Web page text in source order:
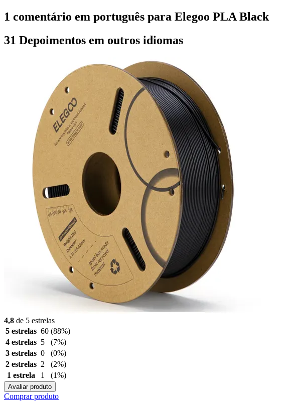
1 comentário em português para Elegoo PLA Black
31 Depoimentos em outros idiomas
4,8 de 5 estrelas
5 estrelas 60 (88%)
4 estrelas 5
(7%)
3 estrelas 0
(0%)
2 estrelas 2
(2%)
1 estrela
1 (1%)
Avaliar produto
Comprar produto